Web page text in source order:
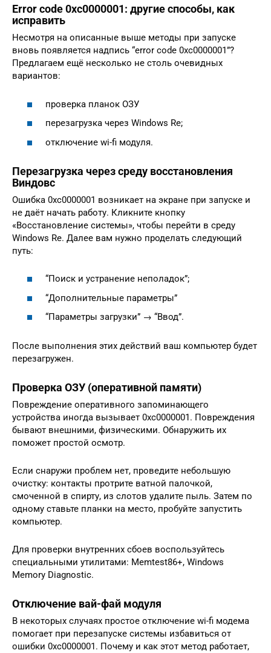
Error code 0xc0000001: другие способы, как
исправить
Несмотря на описанные выше методы при запуске
вновь появляется надпись “error code 0xc0000001”?
Предлагаем ещё несколько не столь очевидных
вариантов:
проверка планок ОЗУ
перезагрузка через Windows Re;
отключение wi-fi модуля.
Перезагрузка через среду восстановления
Виндовс
Ошибка 0xc0000001 возникает на экране при запуске и
не даёт начать работу. Кликните кнопку
«Восстановление системы», чтобы перейти в среду
Windows Re. Далее вам нужно проделать следующий
путь:
“Поиск и устранение неполадок”;
“Дополнительные параметры”
“Параметры загрузки” → “Ввод”.
После выполнения этих действий ваш компьютер будет
перезагружен.
Проверка ОЗУ (оперативной памяти)
Повреждение оперативного запоминающего
устройства иногда вызывает 0xc0000001. Повреждения
бывают внешними, физическими. Обнаружить их
поможет простой осмотр.
Если снаружи проблем нет, проведите небольшую
очистку: контакты протрите ватной палочкой,
смоченной в спирту, из слотов удалите пыль. Затем по
одному ставьте планки на место, пробуйте запустить
компьютер.
Для проверки внутренних сбоев воспользуйтесь
специальными утилитами: Memtest86+, Windows
Memory Diagnostic.
Отключение вай-фай модуля
В некоторых случаях простое отключение wi-fi модема
помогает при перезапуске системы избавиться от
ошибки 0xc0000001. Почему и как этот метод работает,